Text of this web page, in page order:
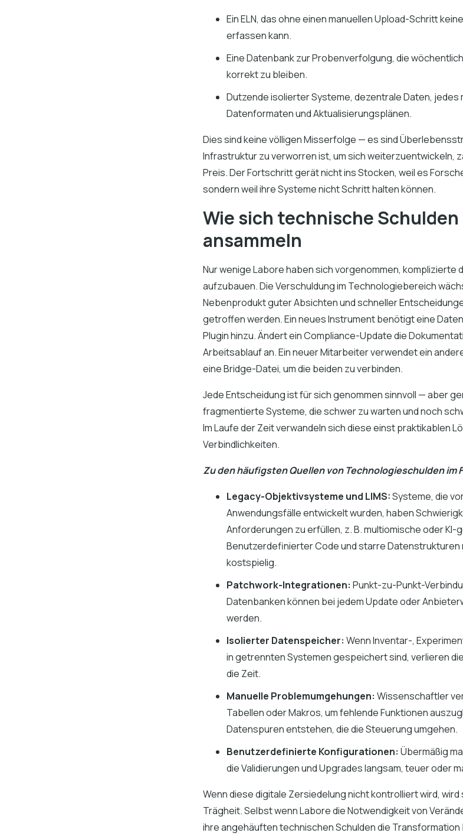
Ein ELN, das ohne einen manuellen Upload-Schritt
erfassen kann.
Eine Datenbank zur Probenverfolgung, die
korrekt zu bleiben.
Dutzende isolierter Systeme, dezentrale Daten, jedes
Datenformaten und Aktualisierungsplänen.
Dies sind keine völligen Misserfolge — es sind
Infrastruktur zu verworren ist, um sich weiterzuentwickeln,
Preis. Der Fortschritt gerät nicht ins Stocken, weil es
sondern weil ihre Systeme nicht Schritt halten können.
Wie sich technische Schulden
ansammeln
Nur wenige Labore haben sich vorgenommen, komplizierte
aufzubauen. Die Verschuldung im Technologiebereich
Nebenprodukt guter Absichten und schneller
getroffen werden. Ein neues Instrument benötigt eine
Plugin hinzu. Ändert ein Compliance-Update die
Arbeitsablauf an. Ein neuer Mitarbeiter verwendet ein
eine Bridge-Datei, um die beiden zu verbinden.
Jede Entscheidung ist für sich genommen sinnvoll — aber
fragmentierte Systeme, die schwer zu warten und noch
Im Laufe der Zeit verwandeln sich diese einst praktikablen
Verbindlichkeiten.
Zu den häufigsten Quellen von Technologieschulden im
Legacy-Objektivsysteme und LIMS:Systeme, die
Anwendungsfälle entwickelt wurden, haben
Anforderungen zu erfüllen, z. B. multiomische oder
Benutzerdefinierter Code und starre Datenstrukturen
kostspielig.
Patchwork-Integrationen: Punkt-zu-Punkt-
Datenbanken können bei jedem Update oder
werden.
Isolierter Datenspeicher: Wenn Inventar-,
in getrennten Systemen gespeichert sind, verlieren
die Zeit.
Manuelle Problemumgehungen: Wissenschaftler
Tabellen oder Makros, um fehlende Funktionen
Datenspuren entstehen, die die Steuerung umgehen.
Benutzerdefinierte Konfigurationen: Übermäßig
die Validierungen und Upgrades langsam, teuer oder
Wenn diese digitale Zersiedelung nicht kontrolliert wird,
Trägheit. Selbst wenn Labore die Notwendigkeit von
ihre angehäuften technischen Schulden die